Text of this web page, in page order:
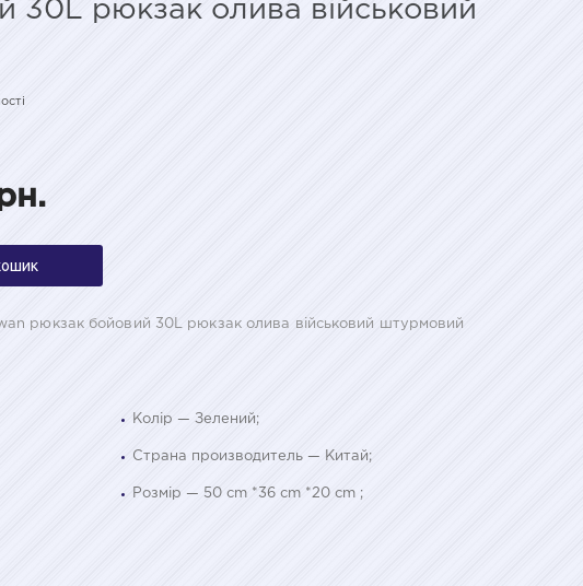
30L рюкзак олива військовий
рюкзак бойовий 30L рюкзак олива військовий штурмовий
Колір — Зелений;
Страна производитель — Китай;
Розмір — 50 cm *36 cm *20 cm ;